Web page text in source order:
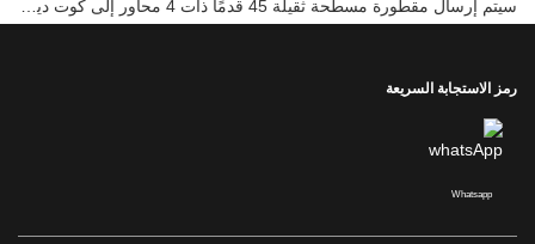
سيتم إرسال مقطورة مسطحة ثقيلة 45 قدمًا ذات 4 محاور إلى كوت ديفوار
رمز الاستجابة السريعة
Whatsapp